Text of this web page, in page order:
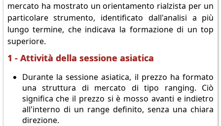
mercato ha mostrato un orientamento rialzista per un
particolare strumento, identificato dall'analisi a più
lungo termine, che indicava la formazione di un top
superiore.
1 - Attività della sessione asiatica
Durante la sessione asiatica, il prezzo ha formato
una struttura di mercato di tipo ranging. Ciò
significa che il prezzo si è mosso avanti e indietro
all'interno di un range definito, senza una chiara
direzione.